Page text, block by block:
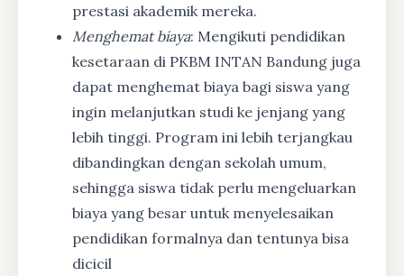
prestasi akademik mereka.
Menghemat biaya: Mengikuti pendidikan
kesetaraan di PKBM INTAN Bandung juga
dapat menghemat biaya bagi siswa yang
ingin melanjutkan studi ke jenjang yang
lebih tinggi. Program ini lebih terjangkau
dibandingkan dengan sekolah umum,
sehingga siswa tidak perlu mengeluarkan
biaya yang besar untuk menyelesaikan
pendidikan formalnya dan tentunya bisa
dicicil